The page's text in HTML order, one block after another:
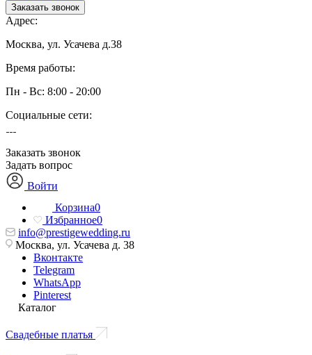
Заказать звонок
Адрес:
Москва, ул. Усачева д.38
Время работы:
Пн - Вс: 8:00 - 20:00
Социальные сети:
Заказать звонок
Задать вопрос
Войти
Корзина0
Избранное0
info@prestigewedding.ru
Москва, ул. Усачева д. 38
Вконтакте
Telegram
WhatsApp
Pinterest
Каталог
Свадебные платья